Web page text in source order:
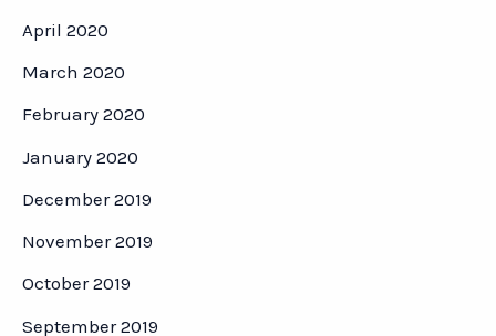
April 2020
March 2020
February 2020
January 2020
December 2019
November 2019
October 2019
September 2019